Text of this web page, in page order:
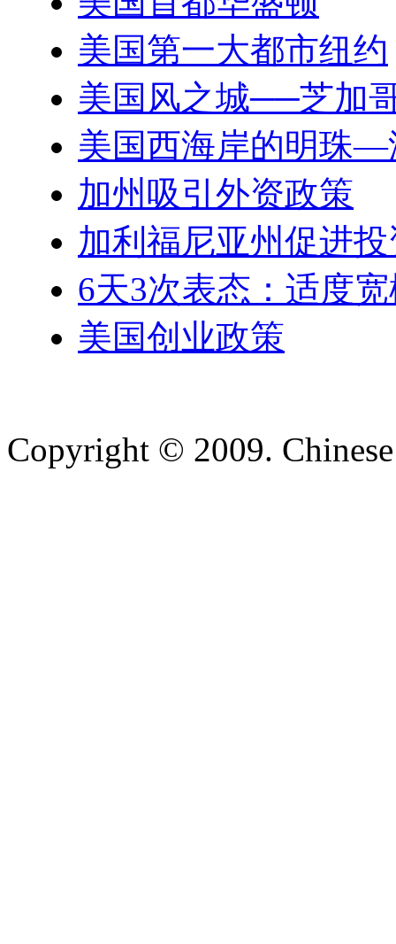
美国第一大都市纽约
美国风之城──芝加
美国西海岸的明珠—
加州吸引外资政策
加利福尼亚州促进
6天3次表态：适度
美国创业政策
Copyright © 2009.